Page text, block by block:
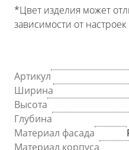
*Цвет изделия может
зависимости от
Артикул
Ширина
Высота
Глубина
Материал фасада
Материал корпуса